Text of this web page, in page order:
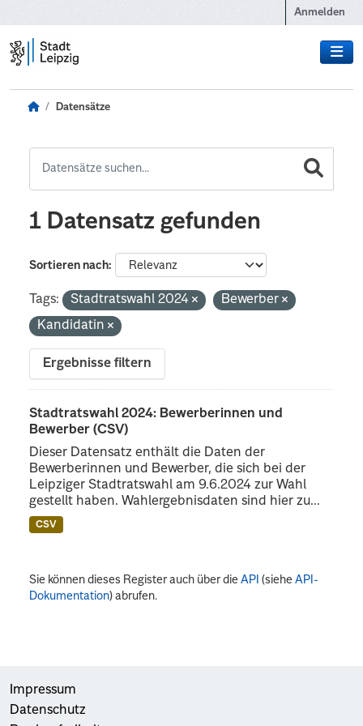
Anmelden
Datensätze
1 Datensatz gefunden
Sortieren nach
Tags: Stadtratswahl 2024
Bewerber
Kandidatin
Ergebnisse filtern
Stadtratswahl 2024: Bewerberinnen und
Bewerber (CSV)
Dieser Datensatz enthält die Daten der
Bewerberinnen und Bewerber, die sich bei der
Leipziger Stadtratswahl am 9.6.2024 zur Wahl
gestellt haben. Wahlergebnisdaten sind hier zu...
CSV
Sie können dieses Register auch über dieAPI (sieheAPI-
Dokumentation) abrufen.
Impressum
Datenschutz